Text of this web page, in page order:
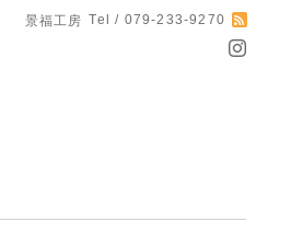
景福工房 Tel / 079-233-9270